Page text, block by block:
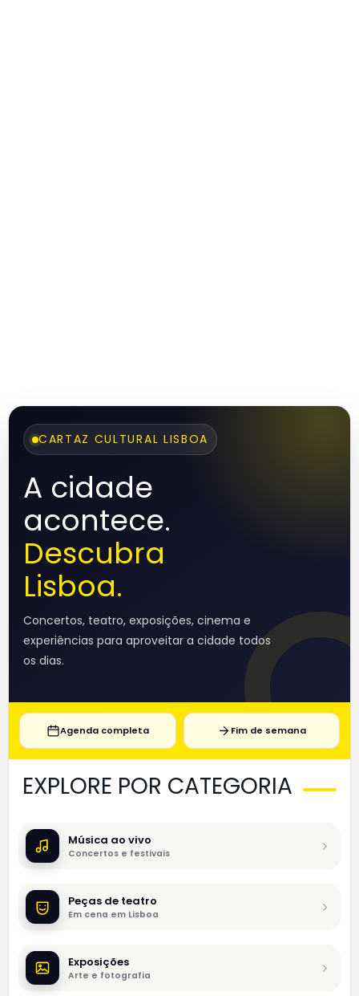
CARTAZ CULTURAL LISBOA
A cidade
acontece.
Descubra
Lisboa.
Concertos, teatro, exposições, cinema e
experiências para aproveitar a cidade todos
os dias.
Agenda completa Fim de semana
EXPLORE POR CATEGORIA
Música ao vivo
Concertos e festivais
Peças de teatro
Em cena em Lisboa
Exposições
Arte e fotografia